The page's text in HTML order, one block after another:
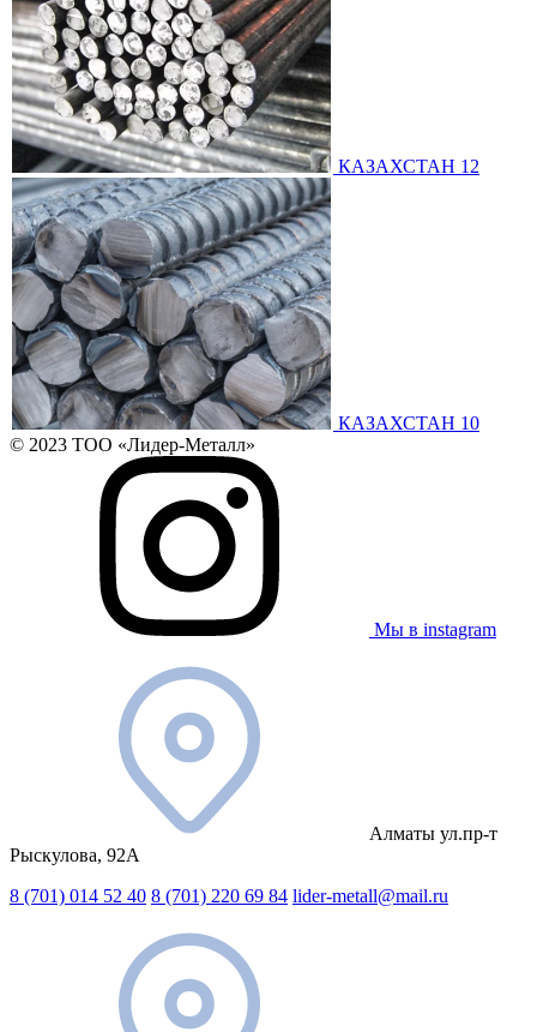
КАЗАХСТАН 12
КАЗАХСТАН 10
© 2023 ТОО «Лидер-Металл»
Мы в instagram
Алматы ул.пр-т
Рыскулова, 92А
8 (701) 014 52 40 8 (701) 220 69 84 lider-metall@mail.ru